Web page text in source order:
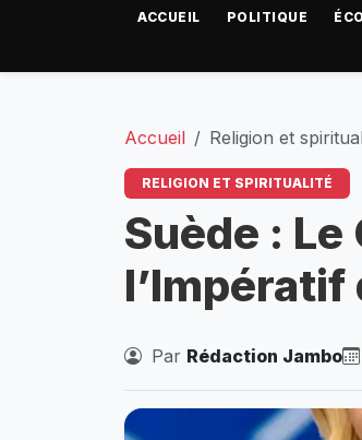
ACCUEIL POLITIQUE
Accueil Religion et
RELIGION ET SPIRITUALITÉ
Suède : Le
l’Impératif
Par Rédaction Jambo